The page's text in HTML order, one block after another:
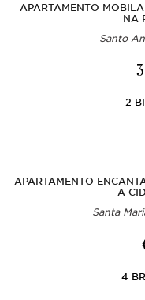
APARTAMENTO
NA
Santo
2
APARTAMENTO
A
Santa
4 BR